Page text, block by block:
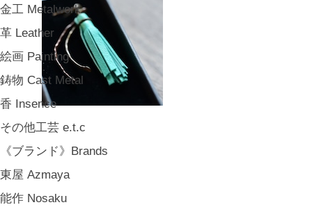
金工 Metalwork
革 Leather
絵画 Painting
鋳物 Cast Metal
香 Insence
その他工芸 e.t.c
《ブランド》Brands
東屋 Azmaya
能作 Nosaku